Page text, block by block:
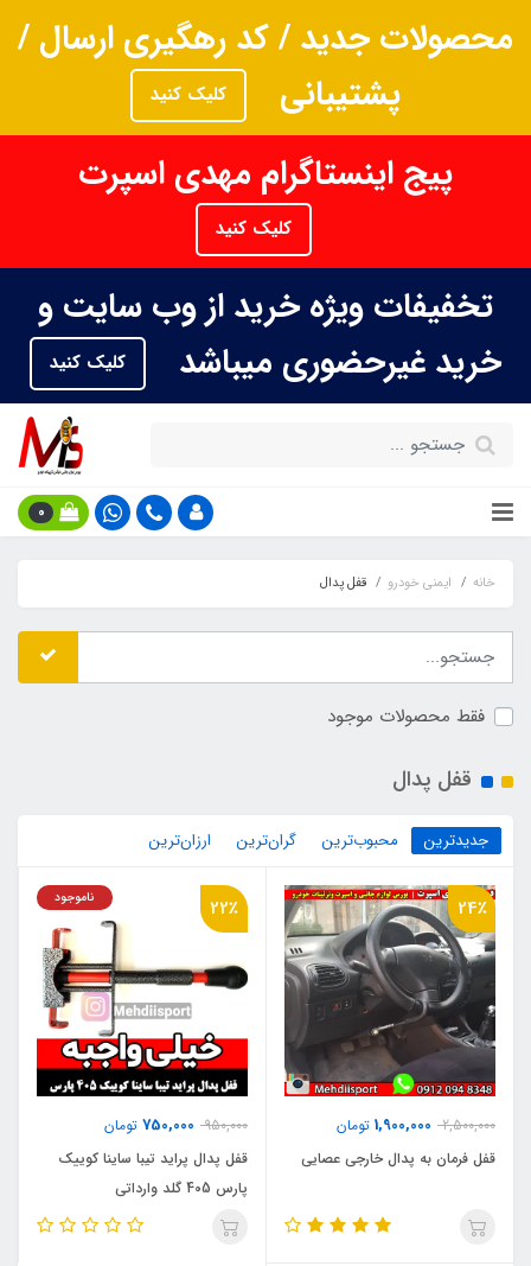
محصولات جدید / کد رهگیری ارسال /
پشتیبانی
کلیک کنید
پیج اینستاگرام مهدی اسپرت
کلیک کنید
تخفیفات ویژه خرید از وب سایت و
خرید غیرحضوری میباشد
کلیک کنید
0
خانه ایمنی خودرو قفل پدال
فقط محصولات موجود
قفل پدال
جدیدترین محبوب‌ترین گران‌ترین ارزان‌ترین
24٪
2,500,000
1,900,000 تومان
قفل فرمان به پدال خارجی عصایی
22٪
950,000
750,000 تومان
ناموجود
قفل پدال پراید تیبا ساینا کوییک
پارس 405 گلد وارداتی